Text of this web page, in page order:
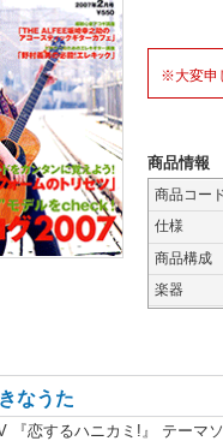
※大変申
商品情報
商品コー
仕様
商品構成
楽器
なうた
『恋するハニカミ!』 テーマ